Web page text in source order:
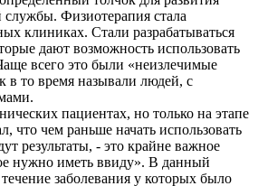
службы. Физиотерапия стала
клиниках. Стали разрабатываться
дают возможность использовать
всего это были «неизлечимые
в то время называли людей, с
пациентах, но только на этапе
что чем раньше начать использовать
результаты, - это крайне важное
нужно иметь ввиду». В данный
заболевания у которых было